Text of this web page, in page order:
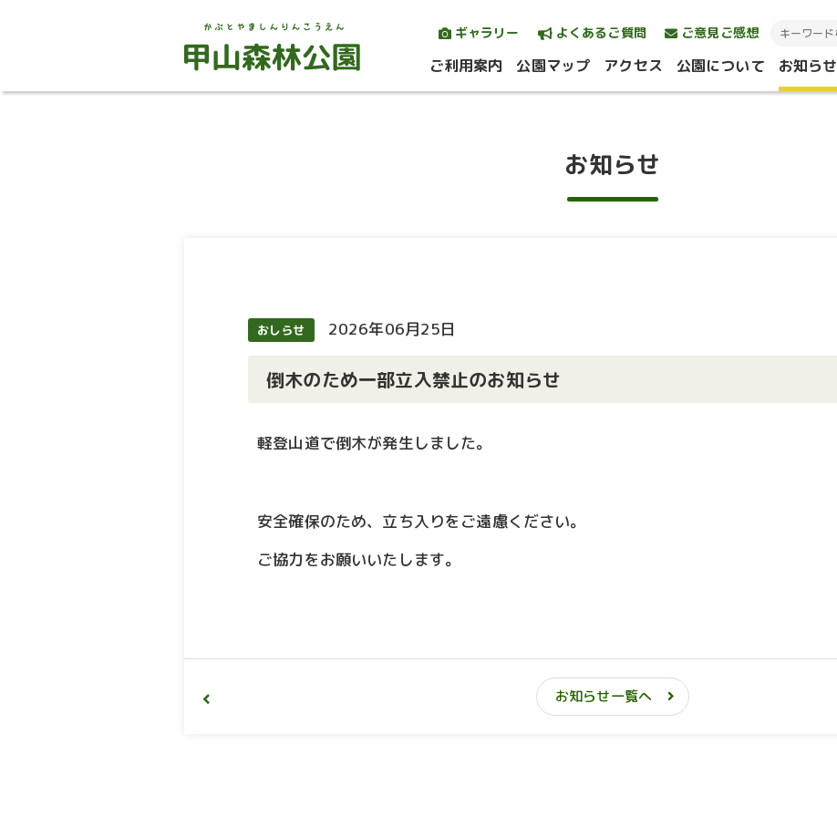
ご利用案内 公園マップ アクセス 公園について お知らせ
ギャラリー よくあるご質問 ご意見ご感想
お知らせ
おしらせ 2026年06月25日
倒木のため一部立入禁止のお知らせ
軽登山道で倒木が発生しました。
安全確保のため、立ち入りをご遠慮ください。
ご協力をお願いいたします。
お知らせ一覧へ